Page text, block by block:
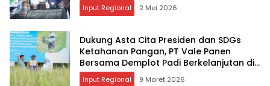
Input Regional 2 Mei 2026
Dukung Asta Cita Presiden dan SDGs
Ketahanan Pangan, PT Vale Panen
Bersama Demplot Padi Berkelanjutan di
Kolaka
Input Regional 9 Maret 2026